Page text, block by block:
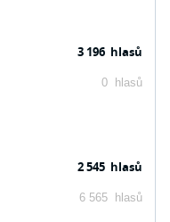
3 196 hlasů
0 hlasů
2 545 hlasů
6 565 hlasů